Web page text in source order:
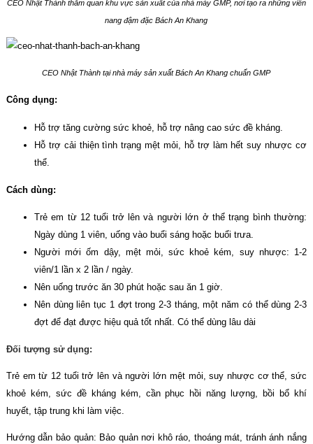
CEO Nhật Thành thăm quan khu vực sản xuất của nhà máy GMP, nơi tạo ra những viên
nang đậm đặc Bách An Khang
CEO Nhật Thành tại nhà máy sản xuất Bách An Khang chuẩn GMP
Công dụng:
Hỗ trợ tăng cường sức khoẻ, hỗ trợ nâng cao sức đề kháng.
Hỗ trợ cải thiện tình trạng mệt mỏi, hỗ trợ làm hết suy nhược cơ
thể.
Cách dùng:
Trẻ em từ 12 tuổi trở lên và người lớn ở thể trạng bình thường:
Ngày dùng 1 viên, uống vào buổi sáng hoặc buổi trưa.
Người mới ốm dậy, mệt mỏi, sức khoẻ kém, suy nhược: 1-2
viên/1 lần x 2 lần / ngày.
Nên uống trước ăn 30 phút hoặc sau ăn 1 giờ.
Nên dùng liên tục 1 đợt trong 2-3 tháng, một năm có thể dùng 2-3
đợt để đạt được hiệu quả tốt nhất. Có thể dùng lâu dài
Đối tượng sử dụng:
Trẻ em từ 12 tuổi trở lên và người lớn mệt mỏi, suy nhược cơ thể, sức
khoẻ kém, sức đề kháng kém, cần phục hồi năng lượng, bồi bổ khí
huyết, tập trung khi làm việc.
Hướng dẫn bảo quản: Bảo quản nơi khô ráo, thoáng mát, tránh ánh nắng